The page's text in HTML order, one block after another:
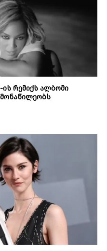
ის რემიქს ალბომი